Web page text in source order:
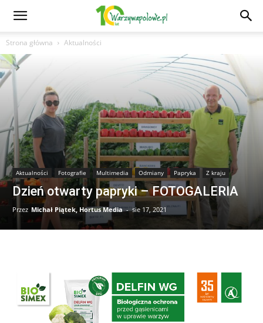
Strona główna Aktualności
Aktualności Fotografie Multimedia Odmiany Papryka Z kraju
Dzień otwarty papryki – FOTOGALERIA
Przez Michał Piątek, Hortus Media - sie 17, 2021